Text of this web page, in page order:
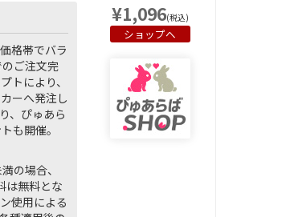
格帯でバラ
ご注文完
トにより、
ーへ発注し
、ぴゅあら
も開催。
の場合、
は無料とな
使用による
¥1,096(税込)
ショップへ